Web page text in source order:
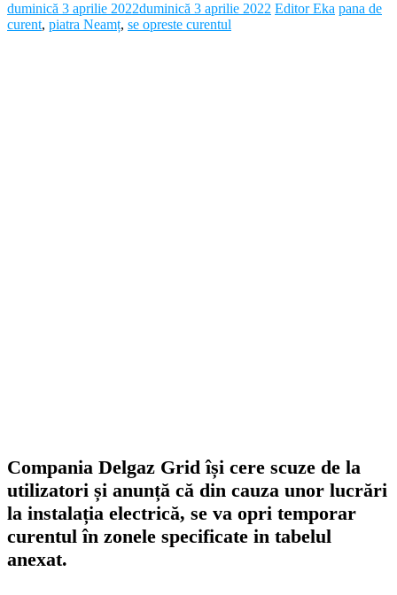
duminică 3 aprilie 2022duminică 3 aprilie 2022 Editor Eka pana de
curent, piatra Neamț, se opreste curentul
Compania Delgaz Grid își cere scuze de la
utilizatori și anunță că din cauza unor lucrări
la instalația electrică, se va opri temporar
curentul în zonele specificate in tabelul
anexat.